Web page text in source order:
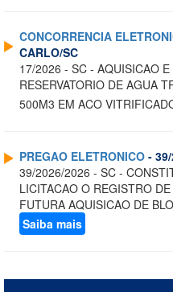
CONCORRENCIA
CARLO/SC
17/2026 - SC - AQUISICAO
RESERVATORIO DE AGUA
500M3 EM ACO
PREGAO ELETRONICO -
39/2026/2026 - SC -
LICITACAO O REGISTRO
FUTURA AQUISICAO DE
Saiba mais